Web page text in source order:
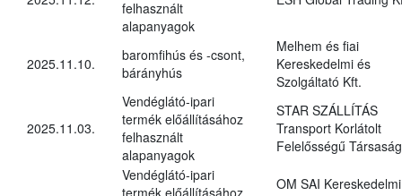
felhasznált
alapanyagok
2025.11.10.
baromfihús és -csont,
bárányhús
Melhem és fiai
Kereskedelmi és
Szolgáltató Kft.
2025.11.03.
Vendéglátó-ipari
termék előállításához
felhasznált
alapanyagok
STAR SZÁLLÍTÁS
Transport Korlátolt
Felelősségű Társaság
Vendéglátó-ipari
termék előállításához
OM SAI